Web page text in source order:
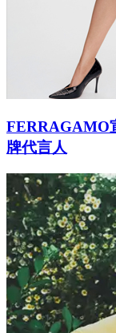
FERRAGAMO
牌代言人